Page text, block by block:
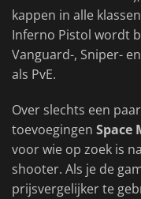
kappen in alle
Inferno Pistol wordt
Vanguard-, Sniper-
als PvE.
Over slechts een
toevoegingen Space
voor wie op zoek is
shooter. Als je de
prijsvergelijker te